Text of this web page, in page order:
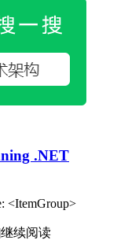
.NET
<ItemGroup>
继续阅读